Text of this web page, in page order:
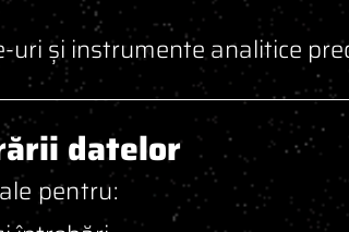
uri și instrumente analitice
datelor
pentru: